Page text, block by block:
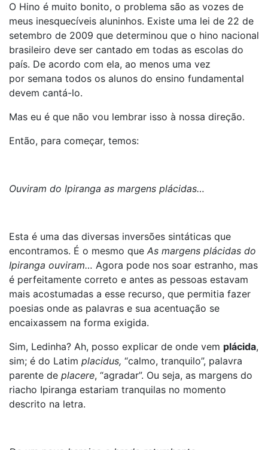
O Hino é muito bonito, o problema são as vozes de
meus inesquecíveis aluninhos. Existe uma lei de 22 de
setembro de 2009 que determinou que o hino nacional
brasileiro deve ser cantado em todas as escolas do
país. De acordo com ela, ao menos uma vez
por semana todos os alunos do ensino fundamental
devem cantá-lo.
Mas eu é que não vou lembrar isso à nossa direção.
Então, para começar, temos:
Ouviram do Ipiranga as margens plácidas…
Esta é uma das diversas inversões sintáticas que
encontramos. É o mesmo que As margens plácidas do
Ipiranga ouviram… Agora pode nos soar estranho, mas
é perfeitamente correto e antes as pessoas estavam
mais acostumadas a esse recurso, que permitia fazer
poesias onde as palavras e sua acentuação se
encaixassem na forma exigida.
Sim, Ledinha? Ah, posso explicar de onde vem plácida,
sim; é do Latim placidus, “calmo, tranquilo”, palavra
parente de placere, “agradar”. Ou seja, as margens do
riacho Ipiranga estariam tranquilas no momento
descrito na letra.